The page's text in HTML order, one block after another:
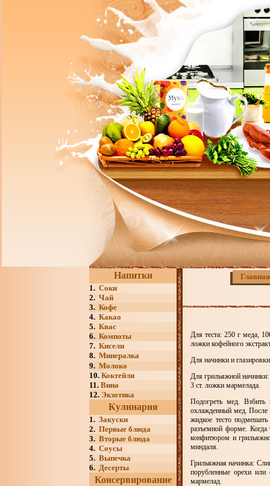
Напитки
1. Соки
2. Чай
3. Кофе
4. Какао
5. Квас
6. Компоты
7. Кисели
8. Минералка
9. Молоко
10. Коктейли
11. Вина
12. Экзотика
Кулинария
1. Закуски
2. Первые блюда
3. Вторые блюда
4. Соусы
5. Выпечка
6. Десерты
Консервирование
Главная
Для теста: 250 г меда,
ложки кофейного
Для начинки и
Для грильяжной начинки:
3 ст. ложки мармелада.
Подогреть мед.
охлажденный мед. После
жидкое тесто
разъемной форме. Когда
конфитюром и
миндаля.
Грильяжная начинка:
порубленные орехи
мармелад.